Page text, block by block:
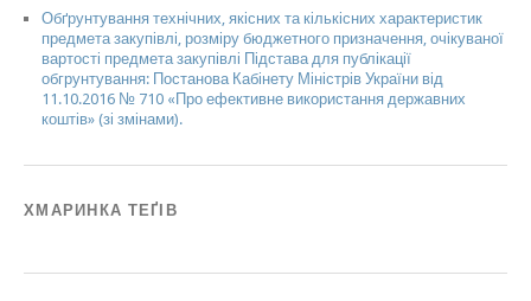
Обґрунтування технічних, якісних та кількісних характеристик
предмета закупівлі, розміру бюджетного призначення, очікуваної
вартості предмета закупівлі Підстава для публікації
обгрунтування: Постанова Кабінету Міністрів України від
11.10.2016 № 710 «Про ефективне використання державних
коштів» (зі змінами).
ХМАРИНКА ТЕҐІВ